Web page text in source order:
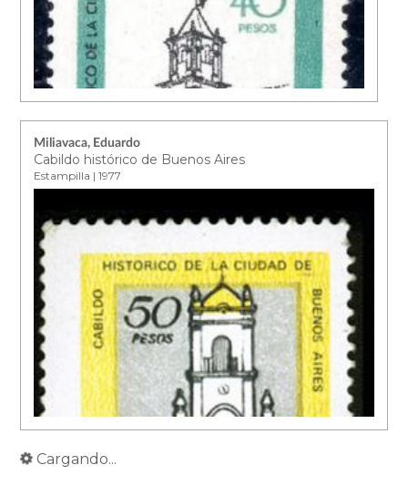
Miliavaca, Eduardo
Cabildo histórico de Buenos Aires
Estampilla | 1977
Cargando...